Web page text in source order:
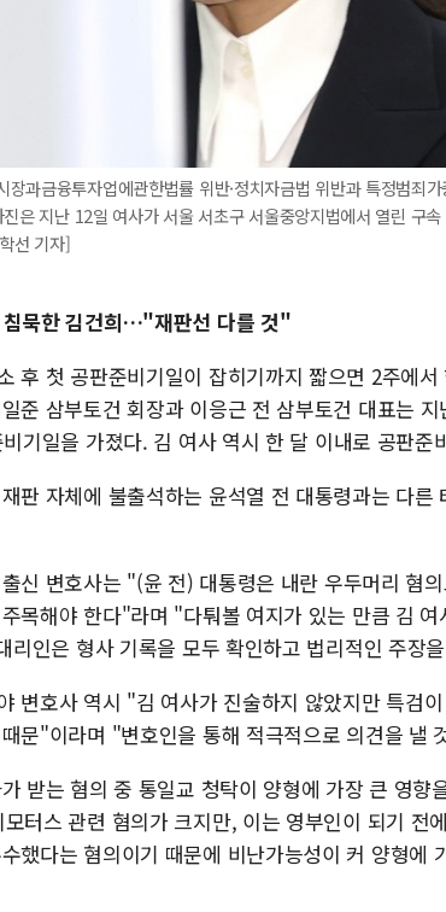
장과금융투자업에관한법률 위반·정치자금법 위반과 특정범죄
은 지난 12일 여사가 서울 서초구 서울중앙지법에서 열린 구
선 기자]
묵한 김건희…"재판선 다를 것"
후 첫 공판준비기일이 잡히기까지 짧으면 2주에
준 삼부토건 회장과 이응근 전 삼부토건 대표는
기일을 가졌다. 김 여사 역시 한 달 이내로 공판준
판 자체에 불출석하는 윤석열 전 대통령과는 다른
신 변호사는 "(윤 전) 대통령은 내란 우두머리 혐
목해야 한다"라며 "다퉈볼 여지가 있는 만큼 김
리인은 형사 기록을 모두 확인하고 법리적인 주장
변호사 역시 "김 여사가 진술하지 않았지만 특검
문"이라며 "변호인을 통해 적극적으로 의견을 낼
받는 혐의 중 통일교 청탁이 양형에 가장 큰 영향
터스 관련 혐의가 크지만, 이는 영부인이 되기 전
했다는 혐의이기 때문에 비난가능성이 커 양형에